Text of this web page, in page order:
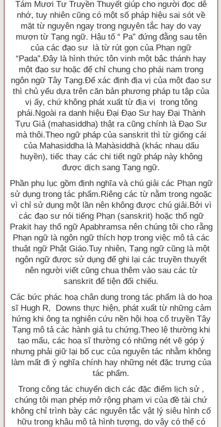
Tám Mươi Tư Truyền Thuyết giúp cho người đọc dễ
nhớ, tuy nhiên cũng có một số pháp hiệu sai sót về
mặt từ nguyên ngay trong nguyên tắc hay do vay
mượn từ Tạng ngữ. Hậu tố “ Pa” đứng đằng sau tên
của các đạo sư là từ rút gọn của Phạn ngữ
“Pada”.Ðây là hình thức tôn vinh một bậc thánh hay
một đạo sư hoặc để chỉ chung cho phái nam trong
ngôn ngữ Tây Tạng.Ðể xác định địa vị của một đạo sư
thì chủ yếu dựa trên căn bản phương pháp tu tập của
vị ấy, chứ không phát xuất từ địa vị trong tông
phái.Ngoài ra danh hiệu Ðại Ðạo Sư hay Ðại Thành
Tựu Giả (mahasiddha) thật ra cũng chính là Ðạo Sư
mà thôi.Theo ngữ pháp của sanskrit thì từ giống cái
của Mahasiddha là Mahàsiddhà (khác nhau dấu
huyền), tiếc thay các chi tiết ngữ pháp này không
được dịch sang Tạng ngữ.
Phần phụ lục gồm định nghĩa và chú giải các Phạn ngữ
sử dụng trong tác phẩm.Riêng các từ nằm trong ngoặc
vì chỉ sử dụng một lần nên không được chú giải.Bởi vì
các đạo sư nói tiếng Phạn (sanskrit) hoặc thổ ngữ
Prakit hay thổ ngữ Apabhramsa nên chúng tôi cho rằng
Phạn ngữ là ngôn ngữ thích hợp trong việc mô tả các
thuật ngữ Phật Giáo.Tuy nhiên, Tạng ngữ cũng là một
ngôn ngữ được sử dụng để ghi lại các truyền thuyết
nên người viết cũng chua thêm vào sau các từ
sanskrit để tiện đối chiếu.
Các bức phác hoạ chân dung trong tác phẩm là do hoạ
sĩ Hugh R, Downs thực hiện, phát xuất từ những cảm
hứng khi ông ta nghiên cứu nền hội hoạ cổ truyền Tây
Tạng mô tả các hành giả tu chứng.Theo lệ thường khi
tạo mẩu, các hoạ sĩ thường có những nét vẽ góp ý
nhưng phải giữ lại bố cục của nguyên tác nhằm không
làm mất đi ý nghĩa chính hay những nét đặc trưng của
tác phẩm.
Trong công tác chuyển dịch các đặc điểm lịch sử ,
chúng tôi mạn phép mở rộng phạm vi của đề tài chứ
không chỉ trình bày các nguyên tắc vật lý siêu hình cố
hữu trong khâu mô tả hình tượng, do vậy có thể có